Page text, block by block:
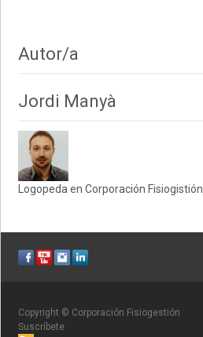
Autor/a
Jordi Manyà
Logopeda en Corporación Fisiogistión
Copyright © Corporación Fisiogestión
Suscríbete